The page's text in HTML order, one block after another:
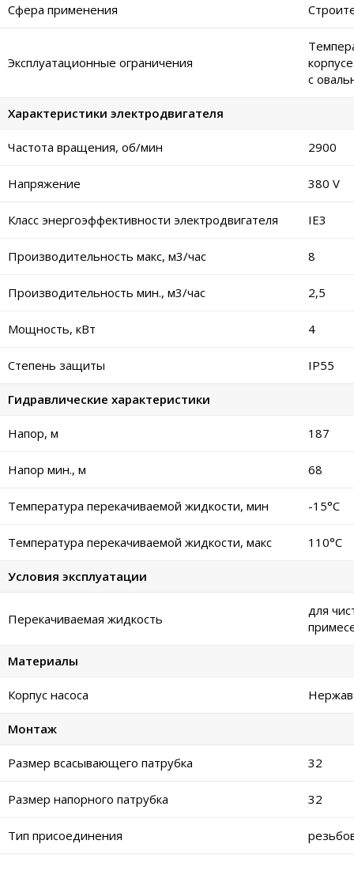
Сфера применения
Эксплуатационные ограничения
с
Характеристики электродвигателя
Частота вращения, об/мин 2900
Напряжение 380 V
Класс энергоэффективности электродвигателя IE3
Производительность макс, м3/час 8
Производительность мин., м3/час 2,5
Мощность, кВт 4
Степень защиты IP55
Гидравлические характеристики
Напор, м 187
Напор мин., м 68
Температура перекачиваемой жидкости, мин -15°C
Температура перекачиваемой жидкости, макс 110°C
Условия эксплуатации
Перекачиваемая жидкость
для
Материалы
Корпус насоса
Монтаж
Размер всасывающего патрубка 32
Размер напорного патрубка 32
Тип присоединения